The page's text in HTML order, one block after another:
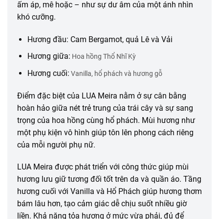
ấm áp, mê hoặc – như sự dư âm của một ánh nhìn
khó cưỡng.
Hương đầu: Cam Bergamot, quả Lê và Vải
Hương giữa: Hoa hồng Thổ Nhĩ Kỳ
Hương cuối: Vanilla, hổ phách và hương gỗ
Điểm đặc biệt của LUA Meira nằm ở sự cân bằng
hoàn hảo giữa nét trẻ trung của trái cây và sự sang
trọng của hoa hồng cùng hổ phách. Mùi hương như
một phụ kiện vô hình giúp tôn lên phong cách riêng
của mỗi người phụ nữ.
LUA Meira được phát triển với công thức giúp mùi
hương lưu giữ tương đối tốt trên da và quần áo. Tầng
hương cuối với Vanilla và Hổ Phách giúp hương thơm
bám lâu hơn, tạo cảm giác dễ chịu suốt nhiều giờ
liền. Khả năng tỏa hương ở mức vừa phải, đủ để